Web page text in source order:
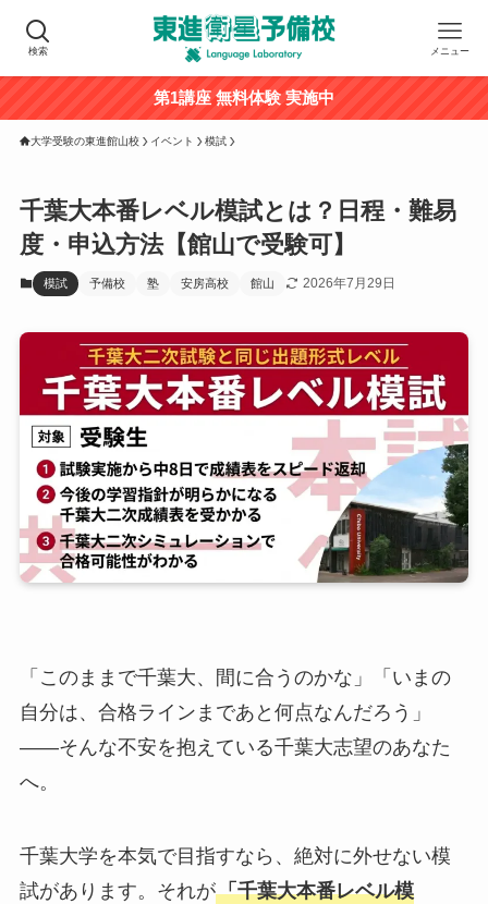
検索 メニュー
第1講座 無料体験 実施中
大学受験の東進館山校 イベント 模試
千葉大本番レベル模試とは？日程・難易
度・申込方法【館山で受験可】
模試 予備校 塾 安房高校 館山 2026年7月29日
「このままで千葉大、間に合うのかな」「いまの
自分は、合格ラインまであと何点なんだろう」
——そんな不安を抱えている千葉大志望のあなた
へ。
千葉大学を本気で目指すなら、絶対に外せない模
試があります。それが「千葉大本番レベル模